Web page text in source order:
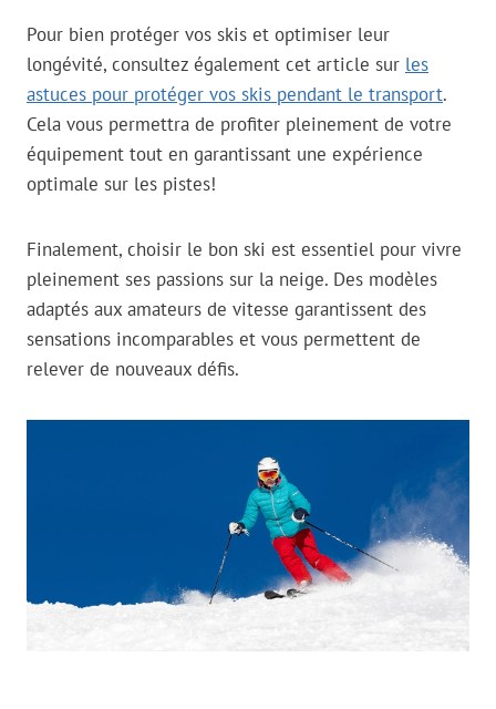
Pour bien protéger vos skis et optimiser leur
longévité, consultez également cet article sur les
astuces pour protéger vos skis pendant le transport.
Cela vous permettra de profiter pleinement de votre
équipement tout en garantissant une expérience
optimale sur les pistes!
Finalement, choisir le bon ski est essentiel pour vivre
pleinement ses passions sur la neige. Des modèles
adaptés aux amateurs de vitesse garantissent des
sensations incomparables et vous permettent de
relever de nouveaux défis.